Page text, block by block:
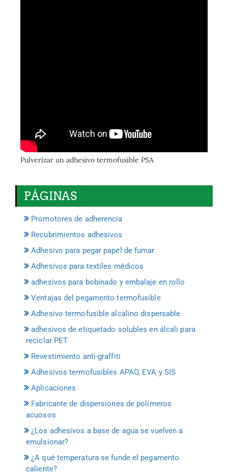
Pulverizar un adhesivo termofusible PSA
PÁGINAS
Promotores de adherencia
Recubrimientos adhesivos
Adhesivo para pegar papel de fumar
Adhesivos para textiles médicos
adhesivos para bobinado y embalaje en rollo
Ventajas del pegamento termofusible
Adhesivo termofusible alcalino dispersable
adhesivos de etiquetado solubles en álcali para
reciclar PET
Revestimiento anti-graffiti
Adhesivos termofusibles APAO, EVA y SIS
Aplicaciones
Fabricante de dispersiones de polímeros
acuosos
¿Los adhesivos a base de agua se vuelven a
emulsionar?
¿A qué temperatura se funde el pegamento
caliente?